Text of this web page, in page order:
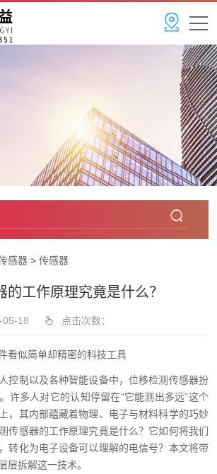
感器 > 传感器
的工作原理究竟是什么？
05-18 点击次数：
看似简单却精密的科技工具
控制以及各种智能设备中，位移检测传感器扮
许多人对它的认知停留在“它能测出多远”这个
，其内部蕴藏着物理、电子与材料科学的巧妙
传感器的工作原理究竟是什么？它如何将我们
转化为电子设备可以理解的电信号？本文将带
层拆解这一技术。